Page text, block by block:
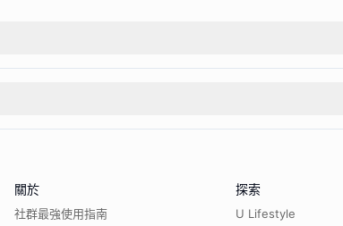
關於
社群最強使用指南
探索
U Lifestyle